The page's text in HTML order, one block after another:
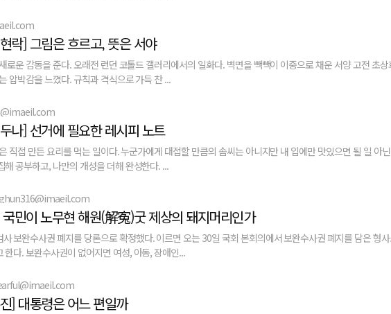
락] 그림은 흐르고, 뜻은 서야
로운 감동을 준다. 오래전 런던 코톨드 갤러리에서의 일화다. 벽면을 빽빽이 이중으로 채운 서양 고전 초
압박감을 느꼈다. 규칙과 격식으로 가득 찬 ...
나] 선거에 필요한 레시피 노트
직접 만든 요리를 먹는 일이다. 누군가에게 대접할 만큼의 솜씨는 아니지만 내 입에만 맛있으면 될 일 아
해 공부하고, 나만의 개성을 더해 완성한다. ...
민이 노무현 해원(解寃)굿 제상의 돼지머리인가
보완수사권 폐지를 당론으로 확정했다. 이르면 오는 30일 국회 본회의에서 보완수사권 폐지를 담은 형
한다. 보완수사권이 없어지면 여성, 아동, 장애인...
] 대통령은 어느 편일까